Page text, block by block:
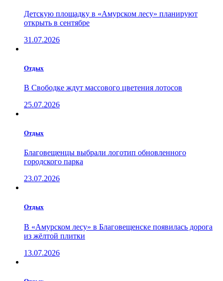
Детскую площадку в «Амурском лесу» планируют
открыть в сентябре
31.07.2026
Отдых
В Свободке ждут массового цветения лотосов
25.07.2026
Отдых
Благовещенцы выбрали логотип обновленного
городского парка
23.07.2026
Отдых
В «Амурском лесу» в Благовещенске появилась дорога
из жёлтой плитки
13.07.2026